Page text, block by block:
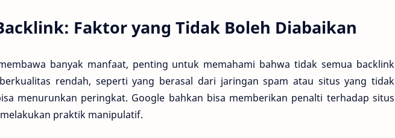
Faktor yang Tidak Boleh Diabaikan
banyak manfaat, penting untuk memahami bahwa tidak semua backlink
rendah, seperti yang berasal dari jaringan spam atau situs yang tidak
menurunkan peringkat. Google bahkan bisa memberikan penalti terhadap situs
praktik manipulatif.